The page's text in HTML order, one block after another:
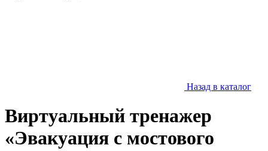
Назад в каталог
Виртуальный тренажер
«Эвакуация с мостового